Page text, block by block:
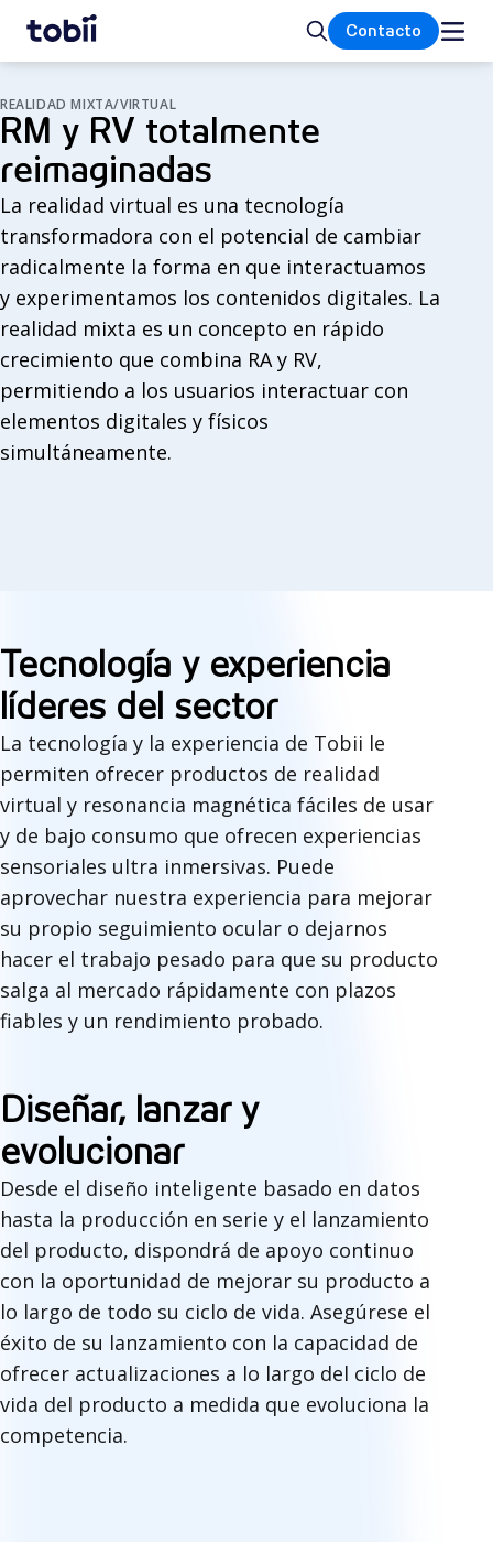
Inicio BuscarContacto
REALIDAD MIXTA/VIRTUAL
RM y RV totalmente
reimaginadas
La realidad virtual es una tecnología
transformadora con el potencial de cambiar
radicalmente la forma en que interactuamos
y experimentamos los contenidos digitales. La
realidad mixta es un concepto en rápido
crecimiento que combina RA y RV,
permitiendo a los usuarios interactuar con
elementos digitales y físicos
simultáneamente.
Tecnología y experiencia
líderes del sector
La tecnología y la experiencia de Tobii le
permiten ofrecer productos de realidad
virtual y resonancia magnética fáciles de usar
y de bajo consumo que ofrecen experiencias
sensoriales ultra inmersivas. Puede
aprovechar nuestra experiencia para mejorar
su propio seguimiento ocular o dejarnos
hacer el trabajo pesado para que su producto
salga al mercado rápidamente con plazos
fiables y un rendimiento probado.
Diseñar, lanzar y
evolucionar
Desde el diseño inteligente basado en datos
hasta la producción en serie y el lanzamiento
del producto, dispondrá de apoyo continuo
con la oportunidad de mejorar su producto a
lo largo de todo su ciclo de vida. Asegúrese el
éxito de su lanzamiento con la capacidad de
ofrecer actualizaciones a lo largo del ciclo de
vida del producto a medida que evoluciona la
competencia.